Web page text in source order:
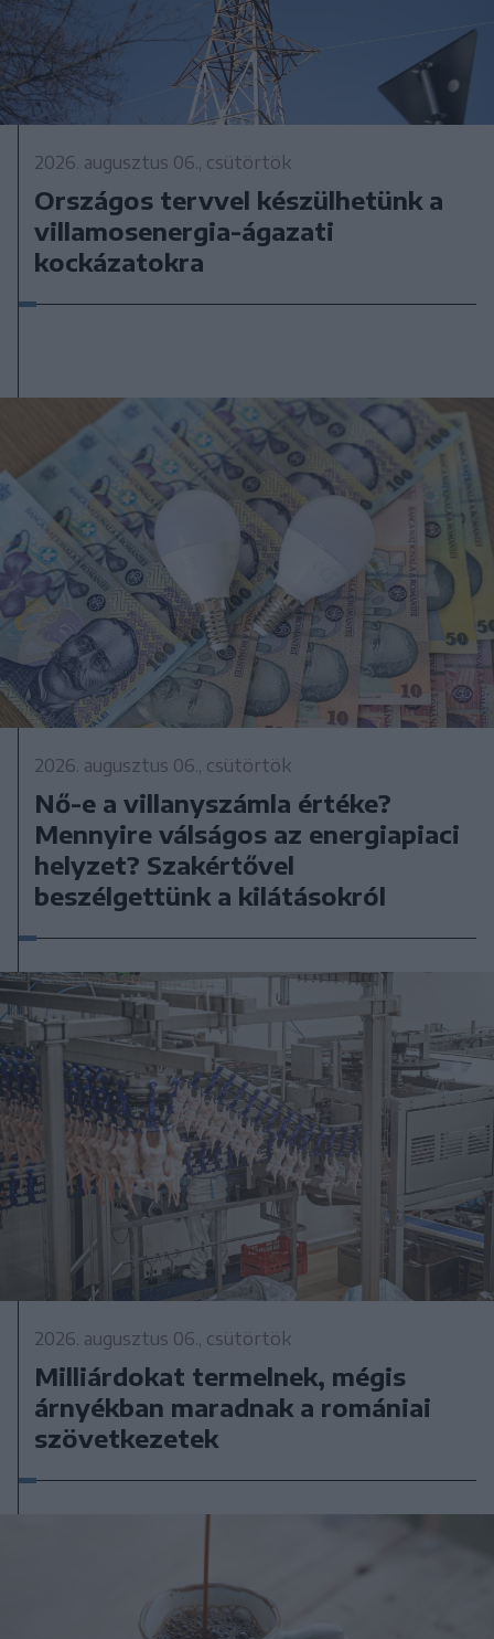
2026. augusztus 06., csütörtök
Országos tervvel készülhetünk a
villamosenergia-ágazati
kockázatokra
2026. augusztus 06., csütörtök
Nő-e a villanyszámla értéke?
Mennyire válságos az energiapiaci
helyzet? Szakértővel
beszélgettünk a kilátásokról
2026. augusztus 06., csütörtök
Milliárdokat termelnek, mégis
árnyékban maradnak a romániai
szövetkezetek